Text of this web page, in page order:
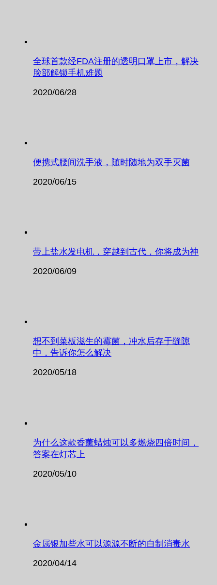
全球首款经FDA注册的透明口罩上市，解决
脸部解锁手机难题
2020/06/28
便携式腰间洗手液，随时随地为双手灭菌
2020/06/15
带上盐水发电机，穿越到古代，你将成为神
2020/06/09
想不到菜板滋生的霉菌，冲水后存于缝隙
中，告诉你怎么解决
2020/05/18
为什么这款香薰蜡烛可以多燃烧四倍时间，
答案在灯芯上
2020/05/10
金属银加些水可以源源不断的自制消毒水
2020/04/14